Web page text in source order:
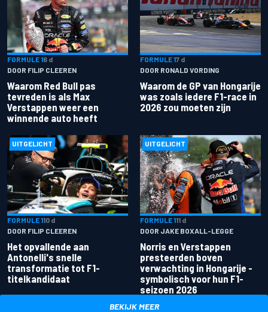
FORMULE 16 d
DOOR FILIP CLEEREN
Waarom Red Bull pas
tevreden is als Max
Verstappen weer een
winnende auto heeft
FORMULE 17 d
DOOR RONALD VORDING
Waarom de GP van Hongarije
was zoals iedere F1-race in
2026 zou moeten zijn
UITGELICHT
FORMULE 110 d
DOOR FILIP CLEEREN
Het opvallende aan
Antonelli's snelle
transformatie tot F1-
titelkandidaat
UITGELICHT
FORMULE 111 d
DOOR JAKE BOXALL-LEGGE
Norris en Verstappen
presteerden boven
verwachting in Hongarije -
symbolisch voor hun F1-
seizoen 2026
BEKIJK MEER